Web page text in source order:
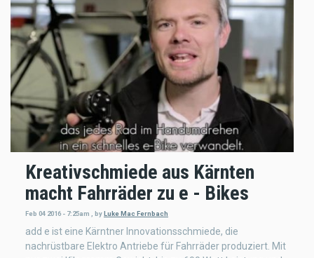
Kreativschmiede aus Kärnten
macht Fahrräder zu e - Bikes
Feb 04 2016 - 7:25am , byLuke Mac Fernbach
add e ist eine Kärntner Innovationsschmiede, die
nachrüstbare Elektro Antriebe für Fahrräder produziert. Mit